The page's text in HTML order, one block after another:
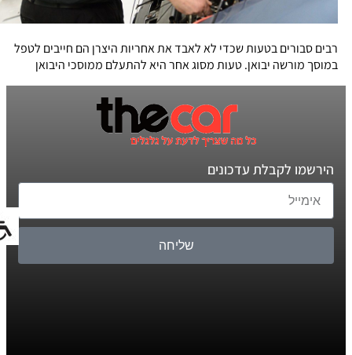
רבים סבורים בטעות שכדי לא לאבד את אחריות היצרן הם חייבים לטפל
במוסך מורשה יבואן. טעות מסוג אחר היא להתעלם ממוסכי היבואן
הירשמו לקבלת עדכונים
שליחה